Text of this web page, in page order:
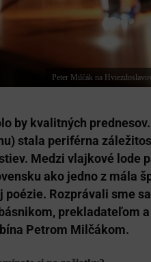
Peter Milčák na
by kvalitných
stala periférna
Medzi vlajkové lode
ako jedno z mála
Rozprávali sme
prekladateľom
Petrom Milčákom.